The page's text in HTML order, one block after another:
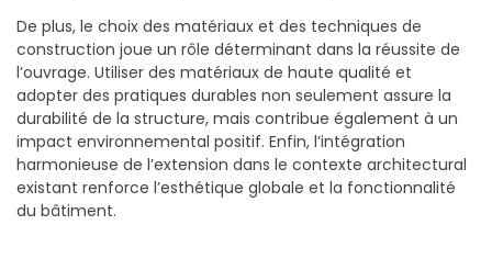
De plus, le choix des matériaux et des techniques de
construction joue un rôle déterminant dans la réussite de
l’ouvrage. Utiliser des matériaux de haute qualité et
adopter des pratiques durables non seulement assure la
durabilité de la structure, mais contribue également à un
impact environnemental positif. Enfin, l’intégration
harmonieuse de l’extension dans le contexte architectural
existant renforce l’esthétique globale et la fonctionnalité
du bâtiment.